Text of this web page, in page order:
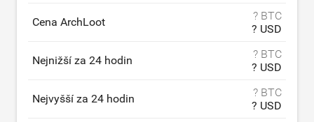
Cena ArchLoot
? BTC
? USD
Nejnižší za 24 hodin
? BTC
? USD
Nejvyšší za 24 hodin
? BTC
? USD